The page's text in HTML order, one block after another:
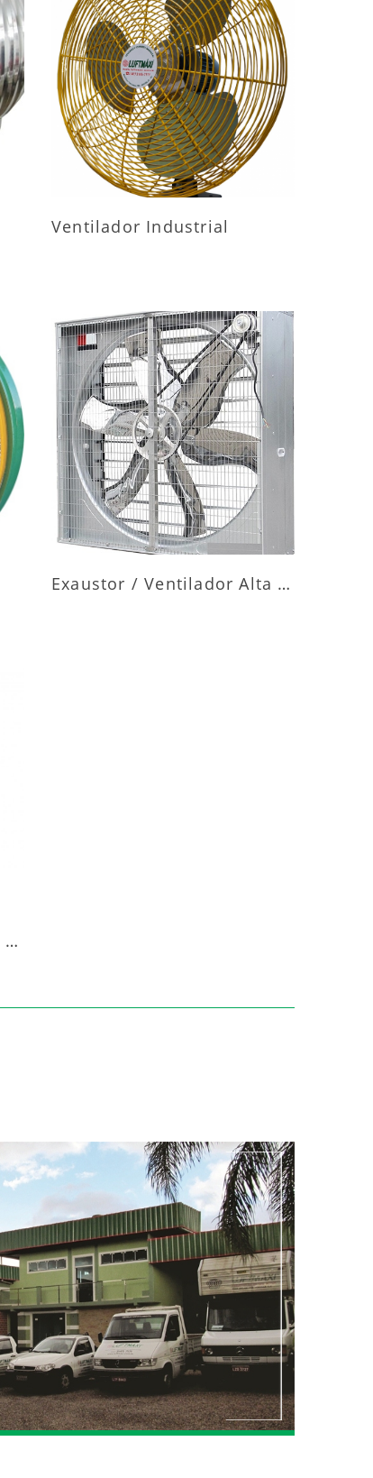
MAIS INFORMAÇÕES
Ventilador Industrial
MAIS INFORMAÇÕES
Exaustor / Ventilador Alta Vazão
Aquecedor Infravermelho Coluna